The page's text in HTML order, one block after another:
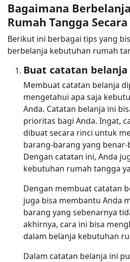
Bagaimana
Rumah Tangga
Berikut ini berbagai tips yang
berbelanja kebutuhan rumah
Buat catatan
Membuat catatan belanja
mengetahui apa saja
Anda. Catatan belanja ini
prioritas bagi Anda. Ingat,
dibuat secara rinci untuk
barang-barang yang
Dengan catatan ini, Anda
kebutuhan rumah tangga
Dengan membuat catatan
juga bisa membantu Anda
barang yang sebenarnya
akhirnya, cara ini bisa
dalam belanja kebutuhan
Dalam catatan belanja ini